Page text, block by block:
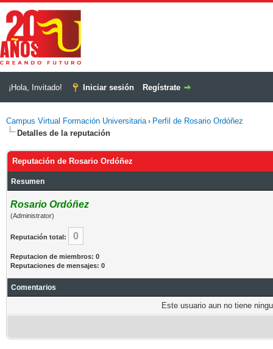
¡Hola, Invitado! Iniciar sesión Regístrate
Campus Virtual Formación Universitaria› Perfil de Rosario Ordóñez
Detalles de la reputación
Reputación de Rosario Ordóñez
Resumen
Rosario Ordóñez
(Administrator)
Reputación total: 0
Reputacion de miembros: 0
Reputaciones de mensajes: 0
Comentarios
Este usuario aun no tiene